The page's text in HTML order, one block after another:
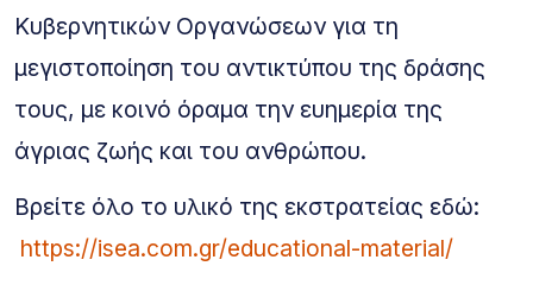
Κυβερνητικών Οργανώσεων για τη
μεγιστοποίηση του αντικτύπου της δράσης
τους, με κοινό όραμα την ευημερία της
άγριας ζωής και του ανθρώπου.
Βρείτε όλο το υλικό της εκστρατείας εδώ:
https://isea.com.gr/educational-material/